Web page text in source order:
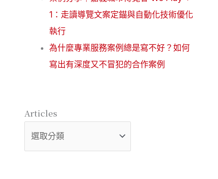
1：走讀導覽文案定錨與自動化技術優化
執行
為什麼專業服務案例總是寫不好？如何
寫出有深度又不冒犯的合作案例
Articles